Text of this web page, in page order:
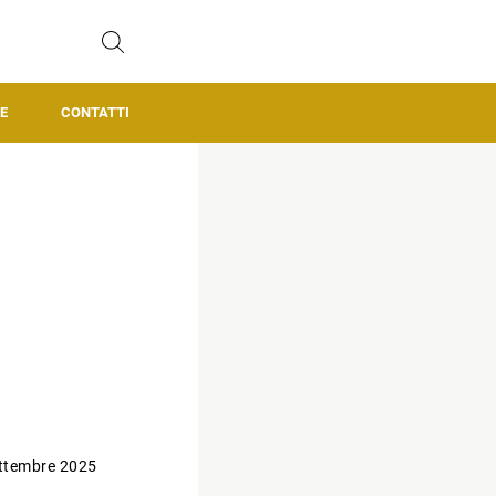
CONTATTI
2025